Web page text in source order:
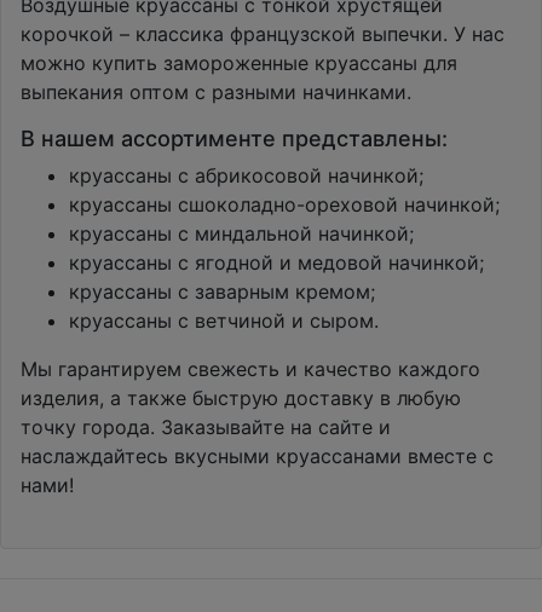
корочкой – классика французской выпечки. У нас
можно купить замороженные круассаны для
выпекания оптом с разными начинками.
В нашем ассортименте представлены:
круассаны с абрикосовой начинкой;
круассаны сшоколадно-ореховой начинкой;
круассаны с миндальной начинкой;
круассаны с ягодной и медовой начинкой;
круассаны с заварным кремом;
круассаны с ветчиной и сыром.
Мы гарантируем свежесть и качество каждого
изделия, а также быструю доставку в любую
точку города. Заказывайте на сайте и
наслаждайтесь вкусными круассанами вместе с
нами!